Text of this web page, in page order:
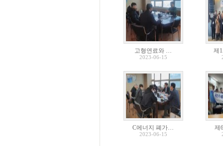
고형연료와 …
2023-06-15
제
C에너지 폐가…
2023-06-15
제